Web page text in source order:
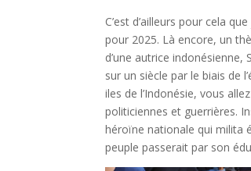
C’est d’ailleurs pour cela que
pour 2025. Là encore, un
d’une autrice
sur un siècle par le biais de
iles de l’Indonésie, vous
politiciennes et guerrières.
héroïne nationale qui milita
peuple passerait par son